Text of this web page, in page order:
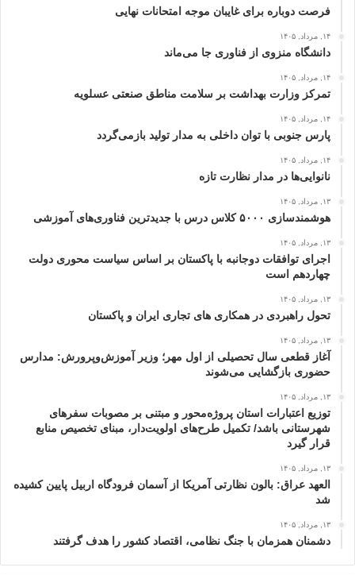
فرصت دوباره برای غایبان موجه امتحانات نهایی
۱۴, مرداد, ۱۴۰۵
دانشگاه منزوی از فناوری جا می‌ماند
۱۴, مرداد, ۱۴۰۵
تمرکز وزارت بهداشت بر سلامت مناطق صنعتی عسلویه
۱۴, مرداد, ۱۴۰۵
پارس جنوبی با توان داخلی به مدار تولید بازمی‌گردد
۱۴, مرداد, ۱۴۰۵
نانوایی‌ها در مدار نظارت تازه
۱۳, مرداد, ۱۴۰۵
هوشمندسازی ۵۰۰۰ کلاس درس با جدیدترین فناوری‌های آموزشی
۱۳, مرداد, ۱۴۰۵
اجرای توافقات دوجانبه با پاکستان بر اساس سیاست محوری دولت
چهاردهم است
۱۳, مرداد, ۱۴۰۵
تحول راهبردی در همکاری های تجاری ایران و پاکستان
۱۳, مرداد, ۱۴۰۵
آغاز قطعی سال تحصیلی از اول مهر؛ وزیر آموزش‌وپرورش: مدارس
حضوری بازگشایی می‌شوند
۱۳, مرداد, ۱۴۰۵
توزیع اعتبارات استان پروژه‌محور و مبتنی بر مصوبات سفرهای
شهرستانی باشد/ تکمیل طرح‌های اولویت‌دار، مبنای تخصیص منابع
قرار گیرد
۱۳, مرداد, ۱۴۰۵
العهد عراق: بالون نظارتی آمریکا از آسمان فرودگاه اربیل پایین کشیده
شد
۱۳, مرداد, ۱۴۰۵
دشمنان همزمان با جنگ نظامی، اقتصاد کشور را هدف گرفتند